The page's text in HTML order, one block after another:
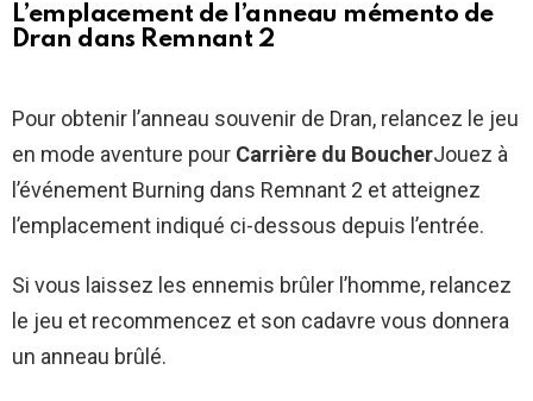
L’emplacement de l’anneau mémento de
Dran dans Remnant 2
Pour obtenir l’anneau souvenir de Dran, relancez le jeu
en mode aventure pour Carrière du BoucherJouez à
l’événement Burning dans Remnant 2 et atteignez
l’emplacement indiqué ci-dessous depuis l’entrée.
Si vous laissez les ennemis brûler l’homme, relancez
le jeu et recommencez et son cadavre vous donnera
un anneau brûlé.